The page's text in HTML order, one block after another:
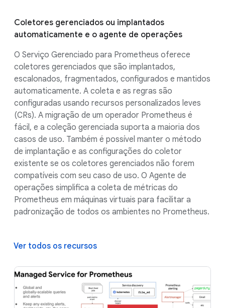
Coletores gerenciados ou implantados
automaticamente e o agente de operações
O Serviço Gerenciado para Prometheus oferece
coletores gerenciados que são implantados,
escalonados, fragmentados, configurados e mantidos
automaticamente. A coleta e as regras são
configuradas usando recursos personalizados leves
(CRs). A migração de um operador Prometheus é
fácil, e a coleção gerenciada suporta a maioria dos
casos de uso. Também é possível manter o método
de implantação e as configurações do coletor
existente se os coletores gerenciados não forem
compatíveis com seu caso de uso. O Agente de
operações simplifica a coleta de métricas do
Prometheus em máquinas virtuais para facilitar a
padronização de todos os ambientes no Prometheus.
Ver todos os recursos